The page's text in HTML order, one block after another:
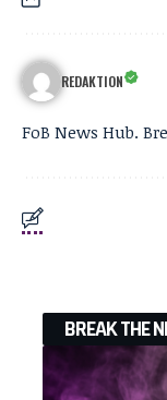
REDAKTION
FoB News Hub.
BREAK THE